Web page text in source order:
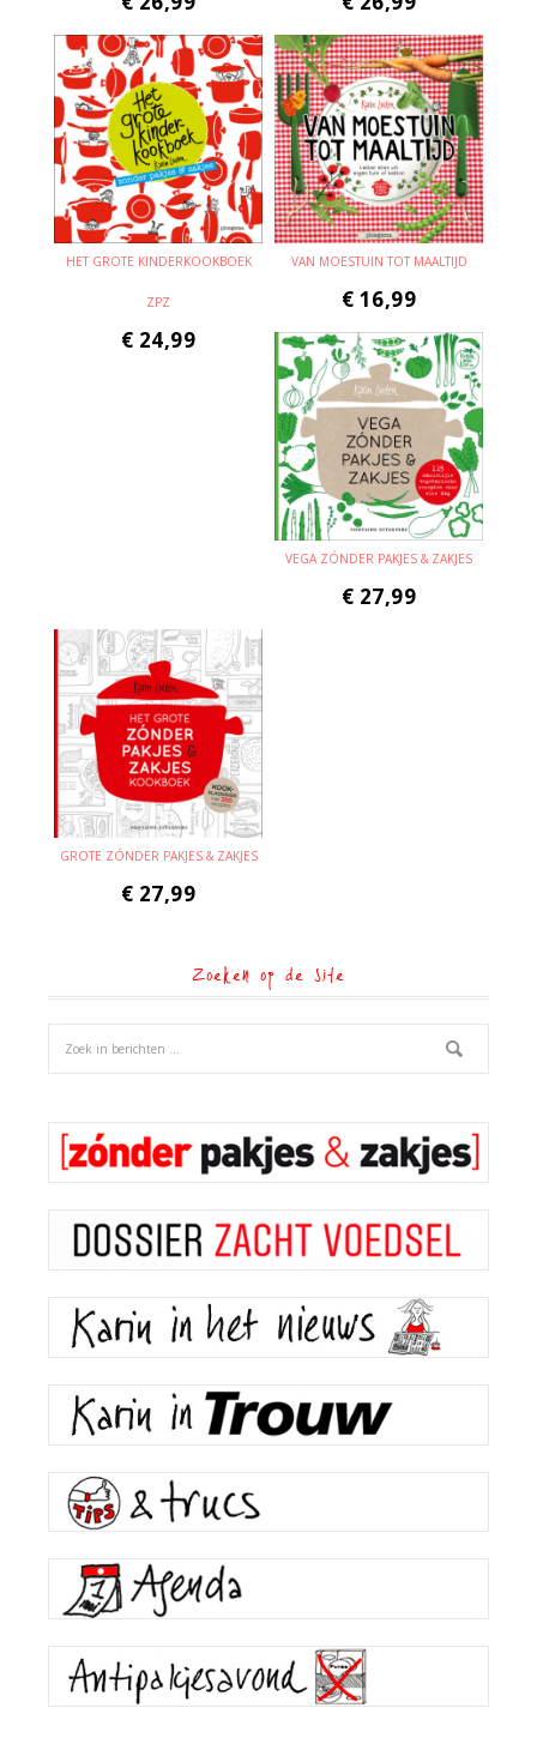
HET GROTE KINDERKOOKBOEK
ZPZ
€ 24,99
VAN MOESTUIN TOT MAALTIJD
€ 16,99
VEGA ZÓNDER PAKJES & ZAKJES
€ 27,99
GROTE ZÓNDER PAKJES & ZAKJES
€ 27,99
Zoeken op de site